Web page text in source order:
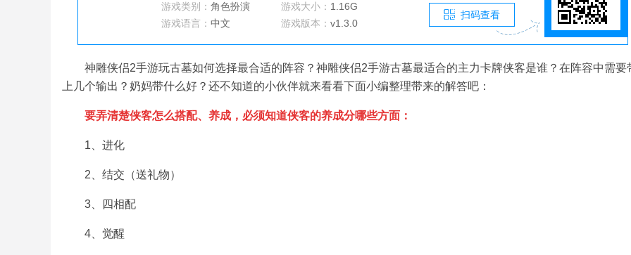
游戏类别： 角色扮演 游戏大小： 1.16G
游戏语言： 中文 游戏版本： v1.3.0
扫码查看
神雕侠侣2手游玩古墓如何选择最合适的阵容？神雕侠侣2手游古墓最适合的主力卡牌侠客是谁？在阵容中需要
上几个输出？奶妈带什么好？还不知道的小伙伴就来看看下面小编整理带来的解答吧：
要弄清楚侠客怎么搭配、养成，必须知道侠客的养成分哪些方面：
1、进化
2、结交（送礼物）
3、四相配
4、觉醒